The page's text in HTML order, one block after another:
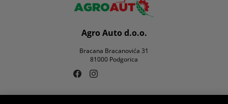
Agro Auto d.o.o.
Bracana Bracanovića 31
81000 Podgorica